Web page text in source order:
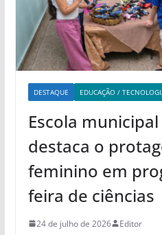
DESTAQUE EDUCAÇÃO /
Escola
destaca o
feminino em
feira de ciências
24 de julho de 2026 Editor